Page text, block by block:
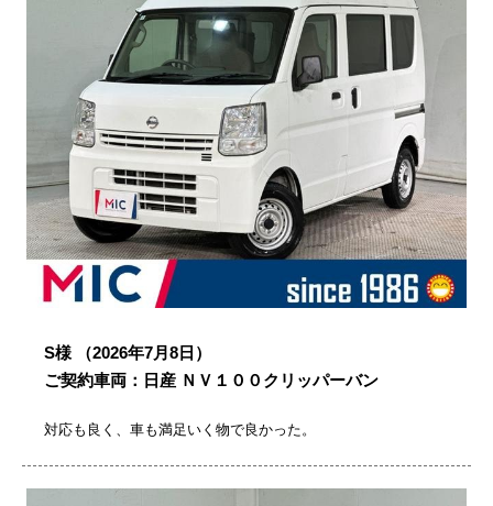
S様
（2026年7月8日）
ご契約車両：日産 ＮＶ１００クリッパーバン
対応も良く、車も満足いく物で良かった。